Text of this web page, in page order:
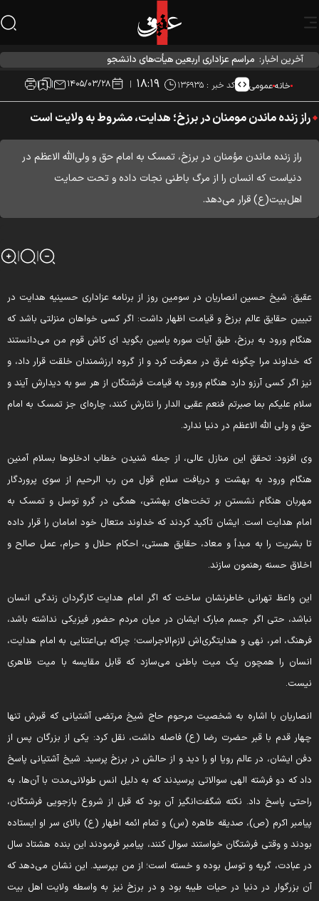
آخرین اخبار: مراسم عزاداری اربعین هیأت‌های دانشجویی در جوار محل شهادت
رهبر انقلاب
خانهعمومی کد خبر : ۱۳۶۹۳۵ ۱۸:۱۹ ۱۴۰۵/۰۳/۲۸
راز زنده ماندن مومنان در برزخ؛ هدایت، مشروط به ولایت است
راز زنده ماندن مؤمنان در برزخ، تمسک به امام حق و ولی‌الله الاعظم در
دنیاست که انسان را از مرگ باطنی نجات داده و تحت حمایت
اهل‌بیت(ع) قرار می‌دهد.
عقیق: شیخ حسین انصاریان در سومین روز از برنامه عزاداری حسینیه هدایت در
تبیین حقایق عالم برزخ و قیامت اظهار داشت: اگر کسی خواهان منزلتی باشد که
هنگام ورود به برزخ، طبق آیات سوره یاسین بگوید ای کاش قوم من می‌دانستند
که خداوند مرا چگونه غرق در معرفت کرد و از گروه ارزشمندان خلقت قرار داد، و
نیز اگر کسی آرزو دارد هنگام ورود به قیامت فرشتگان از هر سو به دیدارش آیند و
سلام علیکم بما صبرتم فنعم عقبی الدار را نثارش کنند، چاره‌ای جز تمسک به امام
حق و ولی الله الاعظم در دنیا ندارد.
وی افزود: تحقق این منازل عالی، از جمله شنیدن خطاب ادخلوها بسلام آمنین
هنگام ورود به بهشت و دریافت سلامِ قول من رب الرحیم از سوی پروردگار
مهربان هنگام نشستن بر تخت‌های بهشتی، همگی در گرو توسل و تمسک به
امام هدایت است. ایشان تأکید کردند که خداوند متعال خود امامان را قرار داده
تا بشریت را به مبدأ و معاد، حقایق هستی، احکام حلال و حرام، عمل صالح و
اخلاق حسنه رهنمون سازند.
این واعظ تهرانی خاطرنشان ساخت که اگر امام هدایت کارگردان زندگی انسان
نباشد، حتی اگر جسم مبارک ایشان در میان مردم حضور فیزیکی نداشته باشد،
فرهنگ، امر، نهی و هدایتگری‌اش لازم‌الاجراست؛ چراکه بی‌اعتنایی به امام هدایت،
انسان را همچون یک میت باطنی می‌سازد که قابل مقایسه با میت ظاهری
نیست.
انصاریان با اشاره به شخصیت مرحوم حاج شیخ مرتضی آشتیانی که قبرش تنها
چهار قدم با قبر حضرت رضا (ع) فاصله داشت، نقل کرد: یکی از بزرگان پس از
دفن ایشان، در عالم رویا او را دید و از حالش در برزخ پرسید. شیخ آشتیانی پاسخ
داد که دو فرشته الهی سوالاتی پرسیدند که به دلیل انس طولانی‌مدت با آن‌ها، به
راحتی پاسخ داد. نکته شگفت‌انگیز آن بود که قبل از شروع بازجویی فرشتگان،
پیامبر اکرم (ص)، صدیقه طاهره (س) و تمام ائمه اطهار (ع) بالای سر او ایستاده
بودند و وقتی فرشتگان خواستند سوال کنند، پیامبر فرمودند این بنده هشتاد سال
در عبادت، گریه و توسل بوده و خسته است؛ از من بپرسید. این نشان می‌دهد که
آن بزرگوار در دنیا در حیات طیبه بود و در برزخ نیز به واسطه ولایت اهل بیت